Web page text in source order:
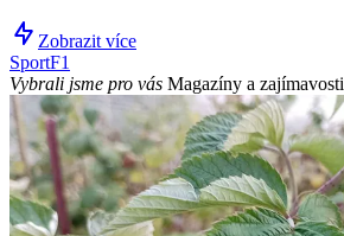
Zobrazit více
SportF1
Vybrali jsme pro vás Magazíny a zajímavosti